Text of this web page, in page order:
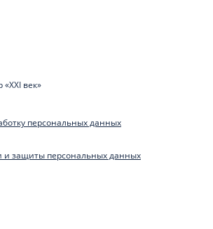
век»
персональных данных
и защиты персональных данных